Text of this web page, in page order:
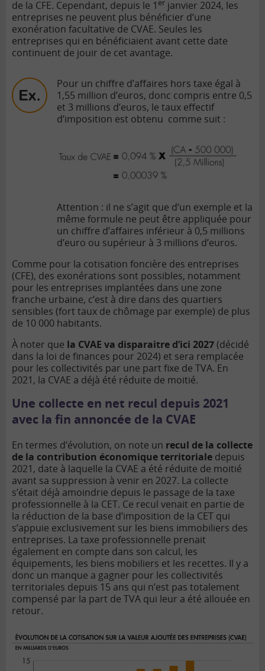
de la CFE. Cependant, depuis le 1 er janvier 2024, les
entreprises ne peuvent plus bénéficier d’une
exonération facultative de CVAE. Seules les
entreprises qui en bénéficiaient avant cette date
continuent de jouir de cet avantage.
Pour un chiffre d’affaires hors taxe égal à
1,55 million d’euros, donc compris entre 0,5
et 3 millions d’euros, le taux effectif
d’imposition est obtenu comme suit :
Attention : il ne s’agit que d’un exemple et la
même formule ne peut être appliquée pour
un chiffre d’affaires inférieur à 0,5 millions
d’euro ou supérieur à 3 millions d’euros.
Comme pour la cotisation foncière des entreprises
(CFE), des exonérations sont possibles, notamment
pour les entreprises implantées dans une zone
franche urbaine, c’est à dire dans des quartiers
sensibles (fort taux de chômage par exemple) de plus
de 10 000 habitants.
À noter que la CVAE va disparaitre d’ici 2027(décidé
dans la loi de finances pour 2024) et sera remplacée
pour les collectivités par une part fixe de TVA. En
2021, la CVAE a déjà été réduite de moitié.
Une collecte en net recul depuis 2021
avec la fin annoncée de la CVAE
En termes d’évolution, on note un recul de la collecte
de la contribution économique territoriale depuis
2021, date à laquelle la CVAE a été réduite de moitié
avant sa suppression à venir en 2027. La collecte
s’était déjà amoindrie depuis le passage de la taxe
professionnelle à la CET. Ce recul venait en partie de
la réduction de la base d’imposition de la CET qui
s’appuie exclusivement sur les biens immobiliers des
entreprises. La taxe professionnelle prenait
également en compte dans son calcul, les
équipements, les biens mobiliers et les recettes. Il y a
donc un manque a gagner pour les collectivités
territoriales depuis 15 ans qui n’est pas totalement
compensé par la part de TVA qui leur a été allouée en
retour.